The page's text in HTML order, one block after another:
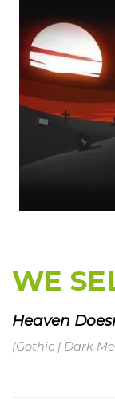
WE
Heaven
(Gothic | Dark